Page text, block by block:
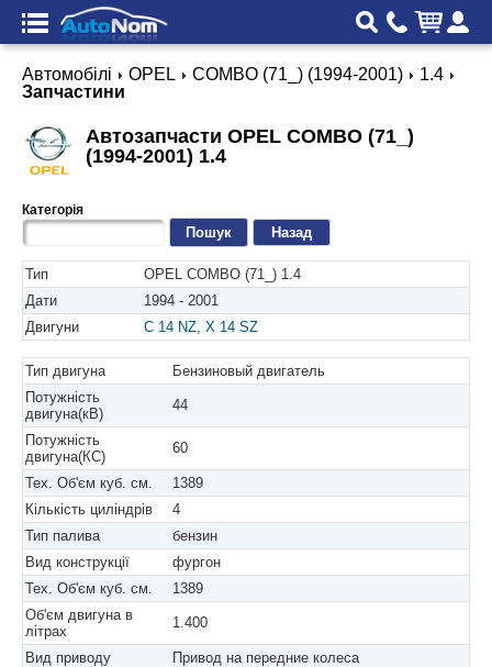
Автомобілі OPEL COMBO (71_) (1994-2001)
1.4
Запчастини
Автозапчасти OPEL COMBO (71_)
(1994-2001) 1.4
Категорія
Назад
Тип
OPEL COMBO (71_) 1.4
Дати
1994 - 2001
Двигуни
C 14 NZ, X 14 SZ
Тип двигуна
Бензиновый двигатель
Потужність
двигуна(кВ)
44
Потужність
двигуна(КС)
60
Тех. Об'єм куб. см.
1389
Кількість циліндрів
4
Тип палива
бензин
Вид конструкції
фургон
Тех. Об'єм куб. см.
1389
Об'єм двигуна в
літрах
1.400
Вид приводу Привод на передние колеса